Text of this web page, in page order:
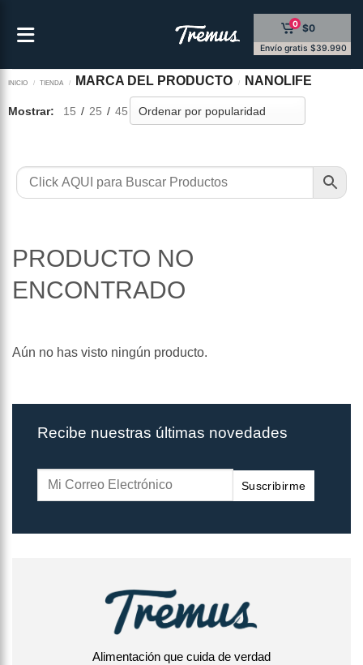
0 $0
Envío gratis $39.990
INICIO / TIENDA / MARCA DEL PRODUCTO / NANOLIFE
Mostrar: 15 / 25 / 45
PRODUCTO NO
ENCONTRADO
Aún no has visto ningún producto.
Recibe nuestras últimas novedades
Suscribirme
Alimentación que cuida de verdad